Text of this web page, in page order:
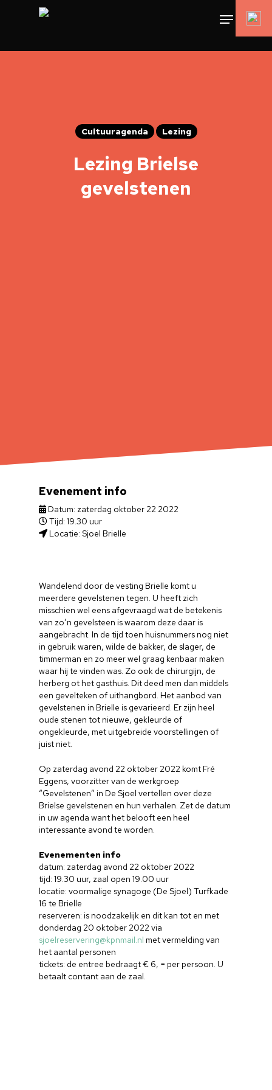
Cultuuragenda Lezing
Lezing Brielse
gevelstenen
Wandelend door de vesting Brielle komt u
meerdere gevelstenen tegen. U heeft zich
misschien wel eens afgevraagd wat de betekenis
van zo’n gevelsteen is waarom deze daar is
aangebracht. In de tijd toen huisnummers nog niet
in gebruik waren, wilde de bakker, de slager, de
timmerman en zo meer wel graag kenbaar maken
waar hij te vinden was. Zo ook de chirurgijn, de
herberg ot het gasthuis. Dit deed men dan middels
een gevelteken of uithangbord. Het aanbod van
gevelstenen in Brielle is gevarieerd. Er zijn heel
oude stenen tot nieuwe, gekleurde of
ongekleurde, met uitgebreide voorstellingen of
juist niet.
Op zaterdag avond 22 oktober 2022 komt Fré
Eggens, voorzitter van de werkgroep
“Gevelstenen” in De Sjoel vertellen over deze
Brielse gevelstenen en hun verhalen. Zet de datum
in uw agenda want het belooft een heel
interessante avond te worden.
Evenementen info
datum: zaterdag avond 22 oktober 2022
tijd: 19.30 uur, zaal open 19.00 uur
locatie: voormalige synagoge (De Sjoel) Turfkade
16 te Brielle
reserveren: is noodzakelijk en dit kan tot en met
donderdag 20 oktober 2022 via
sjoelreservering@kpnmail.nlmet vermelding van
het aantal personen
tickets: de entree bedraagt € 6, = per persoon. U
betaalt contant aan de zaal.
Evenement info
Datum: zaterdag oktober 22 2022
Tijd: 19.30 uur
Locatie: Sjoel Brielle